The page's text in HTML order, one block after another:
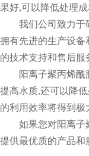
果好,可以降低处理
我们公司致力于
拥有先进的生产设备
的技术支持和售后
阳离子聚丙烯
提高水质,还可以降
的利用效率将得到
如果您对阳离子
提供最优质的产品